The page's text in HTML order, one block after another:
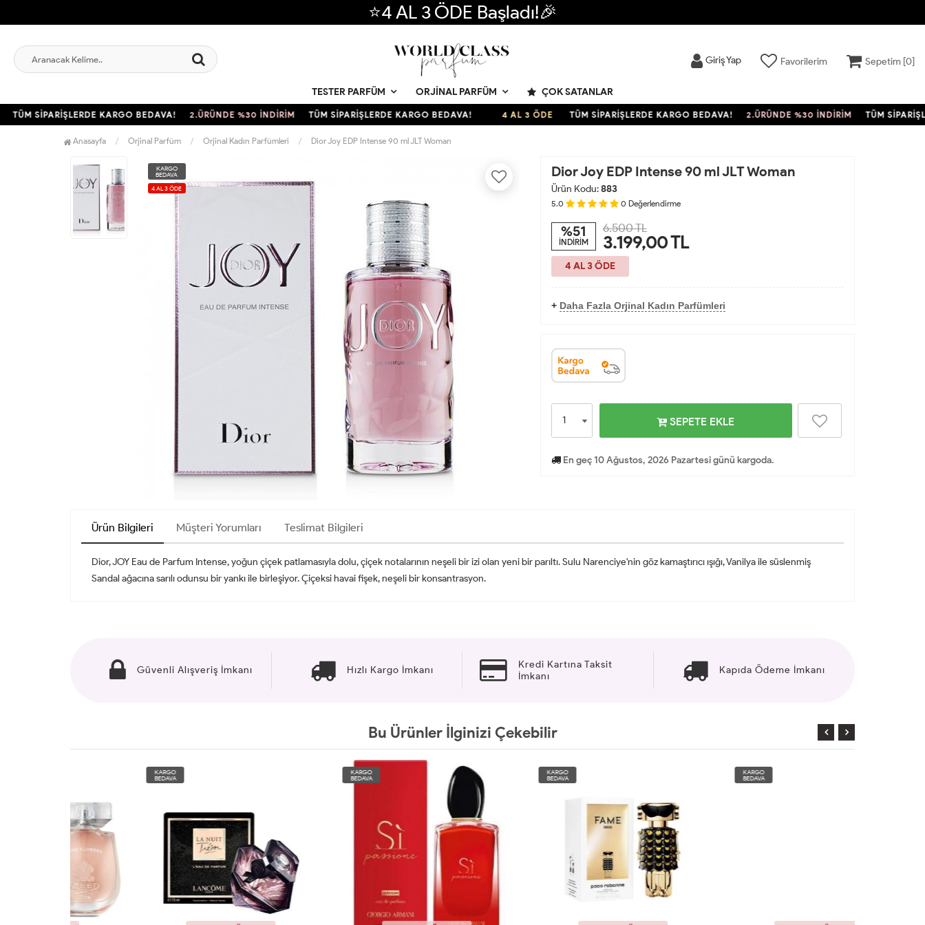
⭐4 AL 3 ÖDE Başladı!🎉
Giriş Yap Favorilerim Sepetim [0]
TESTER PARFÜM ORJINAL PARFÜM ÇOK SATANLAR
SİPARİŞLERDE KARGO BEDAVA! 2.ÜRÜNDE %30 İNDİRİM TÜM SİPARİŞLERDE KARGO BEDAVA! 4 AL 3 ÖDE TÜM SİPARİŞLERDE KARGO BEDAVA! 2.ÜRÜNDE %30 İNDİRİM TÜM
Anasayfa Orjinal Parfüm Orjinal Kadın Parfümleri Dior Joy EDP Intense 90 ml JLT Woman
KARGO
BEDAVA
4 AL 3 ÖDE
Dior Joy EDP Intense 90 ml JLT Woman
Ürün Kodu:883
5.0 0 Değerlendirme
%51
İNDİRİM
6.500 TL
3.199,00TL
4 AL 3 ÖDE
+ Daha Fazla Orjinal Kadın Parfümleri
SEPETE EKLE
En geç 10 Ağustos, 2026 Pazartesi günü kargoda.
Ürün Bilgileri Müşteri Yorumları Teslimat Bilgileri
Dior, JOY Eau de Parfum Intense, yoğun çiçek patlamasıyla dolu, çiçek notalarının neşeli bir izi olan yeni bir parıltı. Sulu Narenciye'nin göz kamaştırıcı ışığı, Vanilya ile süslenmiş
Sandal ağacına sarılı odunsu bir yankı ile birleşiyor. Çiçeksi havai fişek, neşeli bir konsantrasyon.
Güvenli Alışveriş İmkanı Hızlı Kargo İmkanı
Kredi Kartına Taksit
İmkanı
Kapıda Ödeme İmkanı
Bu Ürünler İlginizi Çekebilir